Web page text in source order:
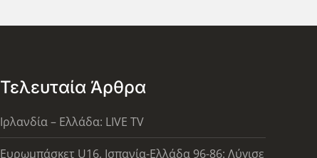
Τελευταία Άρθρα
Ιρλανδία – Ελλάδα: LIVE TV
Ευρωμπάσκετ U16, Ισπανία-Ελλάδα 96-86: Λύγισε